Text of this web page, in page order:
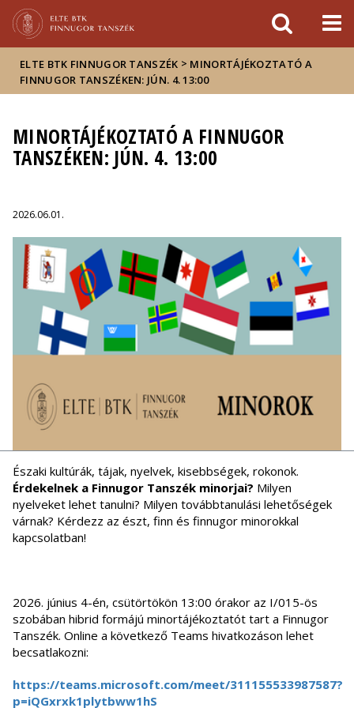
sajtóban
ELTE BTK FINNUGOR TANSZÉK > MINORTÁJÉKOZTATÓ A
FINNUGOR TANSZÉKEN: JÚN. 4. 13:00
MINORTÁJÉKOZTATÓ A FINNUGOR
TANSZÉKEN: JÚN. 4. 13:00
2026.06.01.
Északi kultúrák, tájak, nyelvek, kisebbségek, rokonok.
Érdekelnek a Finnugor Tanszék minorjai? Milyen
nyelveket lehet tanulni? Milyen továbbtanulási lehetőségek
várnak? Kérdezz az észt, finn és finnugor minorokkal
kapcsolatban!
2026. június 4-én, csütörtökön 13:00 órakor az I/015-ös
szobában hibrid formájú minortájékoztatót tart a Finnugor
Tanszék. Online a következő Teams hivatkozáson lehet
becsatlakozni:
https://teams.microsoft.com/meet/311155533987587?
p=iQGxrxk1plytbww1hS